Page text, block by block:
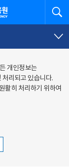
개인정보는
처리되고 있습니다.
활히 처리하기 위하여